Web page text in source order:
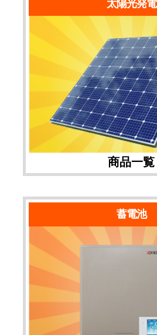
太陽光発電
商品一覧
蓄電池